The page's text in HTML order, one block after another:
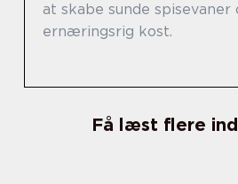
at skabe sunde spisevaner
ernæringsrig kost.
Få læst flere